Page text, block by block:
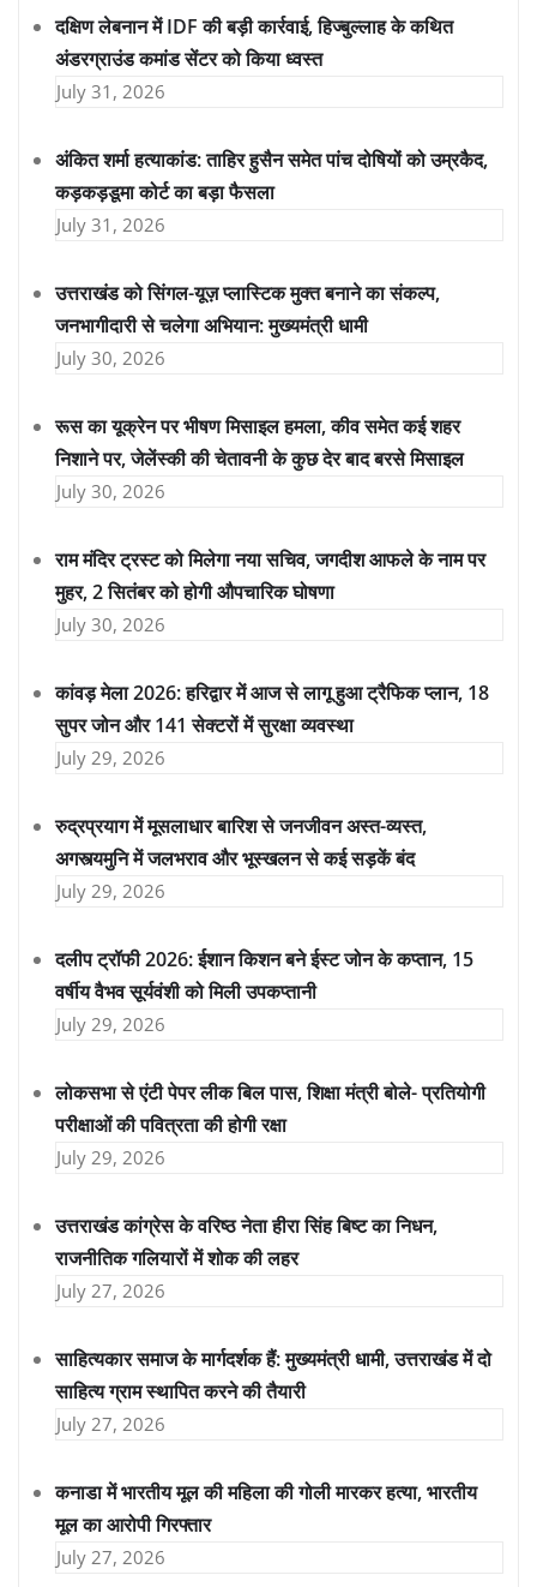
दक्षिण लेबनान में IDF की बड़ी कार्रवाई, हिज्बुल्लाह के कथित
अंडरग्राउंड कमांड सेंटर को किया ध्वस्त
July 31, 2026
अंकित शर्मा हत्याकांड: ताहिर हुसैन समेत पांच दोषियों को उम्रकैद,
कड़कड़डूमा कोर्ट का बड़ा फैसला
July 31, 2026
उत्तराखंड को सिंगल-यूज़ प्लास्टिक मुक्त बनाने का संकल्प,
जनभागीदारी से चलेगा अभियान: मुख्यमंत्री धामी
July 30, 2026
रूस का यूक्रेन पर भीषण मिसाइल हमला, कीव समेत कई शहर
निशाने पर, जेलेंस्की की चेतावनी के कुछ देर बाद बरसे मिसाइल
July 30, 2026
राम मंदिर ट्रस्ट को मिलेगा नया सचिव, जगदीश आफले के नाम पर
मुहर, 2 सितंबर को होगी औपचारिक घोषणा
July 30, 2026
कांवड़ मेला 2026: हरिद्वार में आज से लागू हुआ ट्रैफिक प्लान, 18
सुपर जोन और 141 सेक्टरों में सुरक्षा व्यवस्था
July 29, 2026
रुद्रप्रयाग में मूसलाधार बारिश से जनजीवन अस्त-व्यस्त,
अगस्त्यमुनि में जलभराव और भूस्खलन से कई सड़कें बंद
July 29, 2026
दलीप ट्रॉफी 2026: ईशान किशन बने ईस्ट जोन के कप्तान, 15
वर्षीय वैभव सूर्यवंशी को मिली उपकप्तानी
July 29, 2026
लोकसभा से एंटी पेपर लीक बिल पास, शिक्षा मंत्री बोले- प्रतियोगी
परीक्षाओं की पवित्रता की होगी रक्षा
July 29, 2026
उत्तराखंड कांग्रेस के वरिष्ठ नेता हीरा सिंह बिष्ट का निधन,
राजनीतिक गलियारों में शोक की लहर
July 27, 2026
साहित्यकार समाज के मार्गदर्शक हैं: मुख्यमंत्री धामी, उत्तराखंड में दो
साहित्य ग्राम स्थापित करने की तैयारी
July 27, 2026
कनाडा में भारतीय मूल की महिला की गोली मारकर हत्या, भारतीय
मूल का आरोपी गिरफ्तार
July 27, 2026